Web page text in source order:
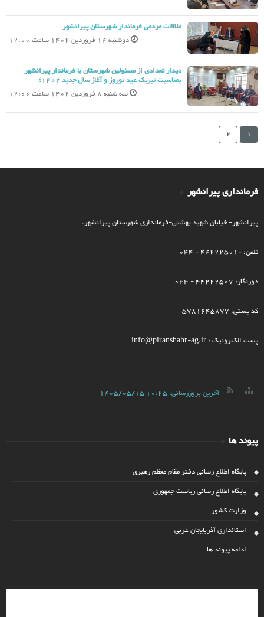
ملاقات مردمی فرماندار شهرستان پیرانشهر
دوشنبه 14 فروردین 1402 ساعت 12:00
دیدار تعدادی از مسئولین شهرستان با فرماندار پیرانشهر
بمناسبت تبریک عید نوروز و آغاز سال جدید 1402؛
سه شنبه 8 فروردین 1402 ساعت 12:00
1
2
فرمانداری پیرانشهر
پیرانشهر- خیابان شهید بهشتی-فرمانداری شهرستان پیرانشهر.
تلفن: -44222501 - 044
دورنگار: 44222507 - 044
کد پستی: 5781645877
پست الکترونیک : info@piranshahr-ag.ir
آخرین بروزرسانی:1405/05/15 10:25
پیوند ها
پایگاه اطلاع رسانی دفتر مقام معظم رهبری
پایگاه اطلاع رسانی ریاست جمهوری
وزارت کشور
استانداری آذربایجان غربی
ادامه پیوند ها